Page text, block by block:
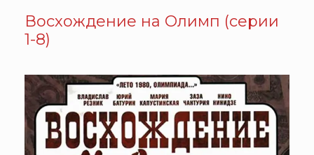
Восхождение на Олимп (серии
1-8)